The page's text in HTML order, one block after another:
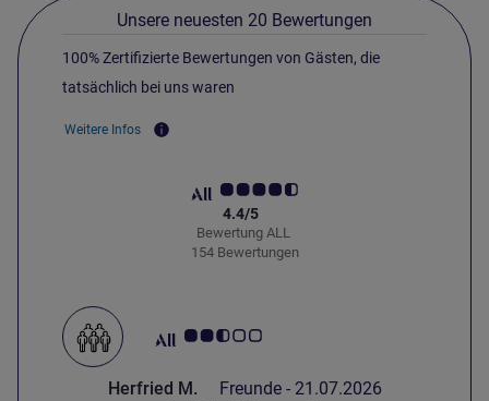
Unsere neuesten 20 Bewertungen
100% Zertifizierte Bewertungen von Gästen, die
tatsächlich bei uns waren
Weitere Infos
Bewertung ALL
4.4/5
154 Bewertungen
Note Kundenmeinungen 2.5/5
Herfried M. Freunde - 21.07.2026